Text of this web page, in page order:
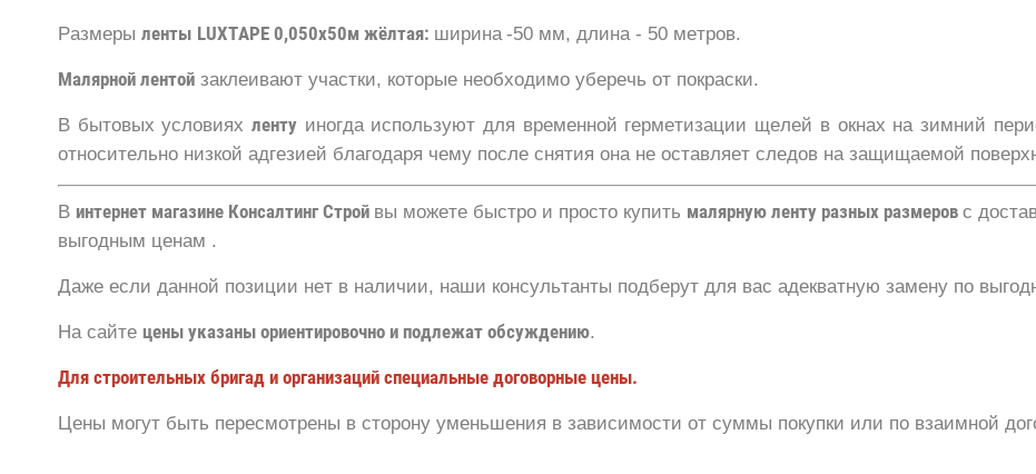
Размеры ленты LUXTAPE 0,050х50м жёлтая: ширина -50 мм, длина - 50 метров.
Малярной лентой заклеивают участки, которые необходимо уберечь от покраски.
В бытовых условияхленту иногда используют для временной герметизации щелей в окнах на зимний
относительно низкой адгезией благодаря чему после снятия она не оставляет следов на защищаемой
В интернет магазине Консалтинг Строй вы можете быстро и просто купить малярную ленту разных размеров с
выгодным ценам .
Даже если данной позиции нет в наличии, наши консультанты подберут для вас адекватную замену по
На сайте цены указаны ориентировочно и подлежат обсуждению.
Для строительных бригад и организаций специальные договорные цены.
Цены могут быть пересмотрены в сторону уменьшения в зависимости от суммы покупки или по взаимной